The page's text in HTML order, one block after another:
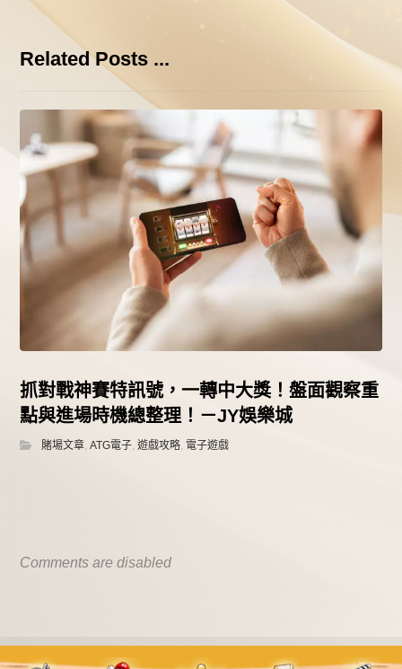
Related Posts ...
抓對戰神賽特訊號，一轉中大獎！盤面觀察重
點與進場時機總整理！－JY娛樂城
賭場文章 ,ATG電子 ,遊戲攻略 電子遊戲
Comments are disabled